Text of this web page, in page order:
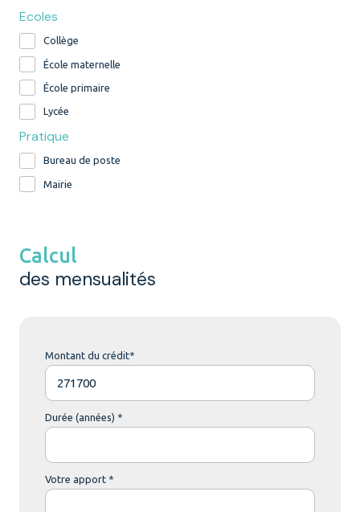
Ecoles
Collège
École maternelle
École primaire
Lycée
Pratique
Bureau de poste
Mairie
Calcul
des mensualités
Montant du crédit*
Durée (années) *
Votre apport *